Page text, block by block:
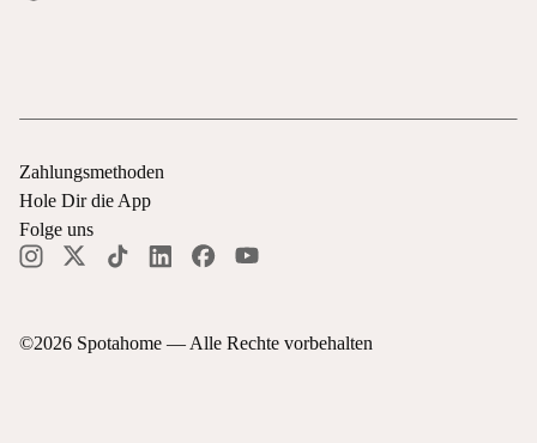
©2026 Spotahome — Alle Rechte vorbehalten
Zahlungsmethoden
Hole Dir die App
Folge uns